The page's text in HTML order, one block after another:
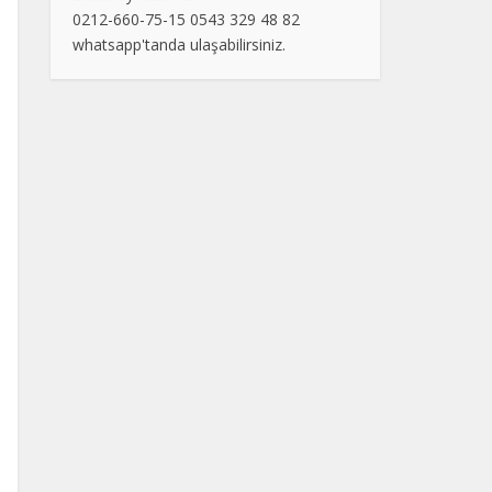
0212-660-75-15 0543 329 48 82
whatsapp'tanda ulaşabilirsiniz.